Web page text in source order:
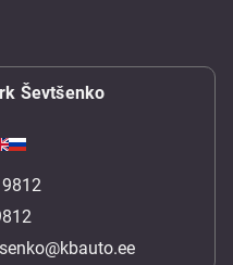
Ševtšenko